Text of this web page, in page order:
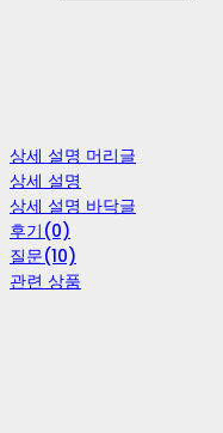
상세 설명 머리글
상세 설명
상세 설명 바닥글
후기(0)
질문(10)
관련 상품